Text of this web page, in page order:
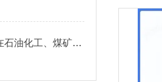
复合气体检测仪在石油化工、煤矿、冶金和制药等行业的作用